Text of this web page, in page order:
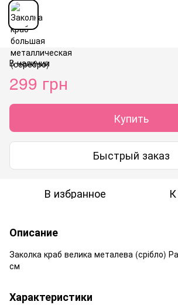
В наличии
299 грн
Купить
Быстрый заказ
В избранное
Описание
Заколка краб велика металева (срібло)
см
Характеристики